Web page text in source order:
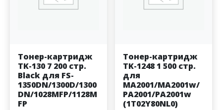
Тонер-картридж
TK-130 7 200 стр.
Black для FS-
1350DN/1300D/1300
DN/1028MFP/1128M
FP
Тонер-картридж
TK-1248 1 500 стр.
для
MA2001/MA2001w/
PA2001/PA2001w
(1T02Y80NL0)